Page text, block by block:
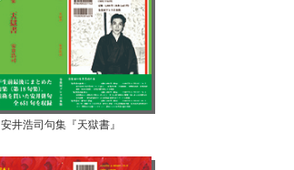
安井浩司句集『天獄書』